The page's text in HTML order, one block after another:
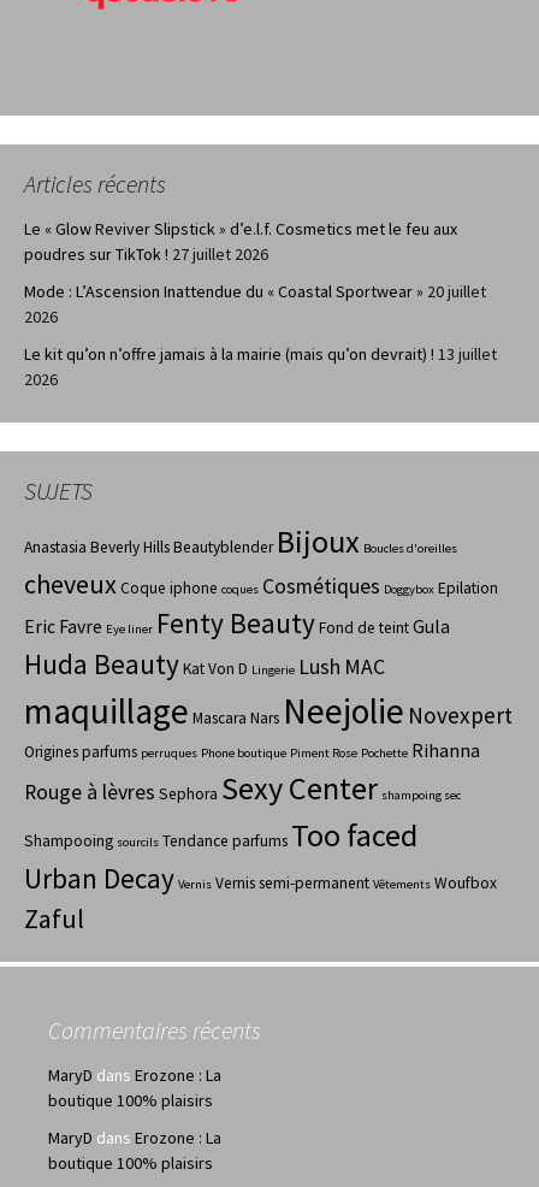
Articles récents
Le « Glow Reviver Slipstick » d’e.l.f. Cosmetics met le feu aux
poudres sur TikTok ! 27 juillet 2026
Mode : L’Ascension Inattendue du « Coastal Sportwear » 20 juillet
2026
Le kit qu’on n’offre jamais à la mairie (mais qu’on devrait) ! 13 juillet
2026
SUJETS
Anastasia Beverly HillsBeautyblender Bijoux Boucles d'oreilles
cheveuxCoque iphone coques Cosmétiques Doggybox Epilation
Eric Favre Eye liner Fenty BeautyFond de teintGula
Huda BeautyKat Von D Lingerie Lush MAC
maquillage Mascara Nars Neejolie Novexpert
Origines parfums perruques Phone boutique Piment Rose Pochette Rihanna
Rouge à lèvres Sephora Sexy Center shampoing sec
Shampooing sourcils Tendance parfums Too faced
Urban Decay Vernis Vernis semi-permanent Vêtements Woufbox
Zaful
Commentaires récents
MaryD dans Erozone : La
boutique 100% plaisirs
MaryD dans Erozone : La
boutique 100% plaisirs